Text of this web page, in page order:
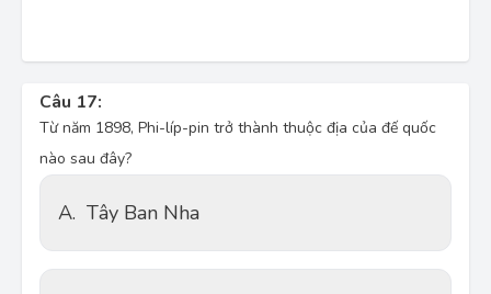
Câu 17:
Từ năm 1898, Phi-líp-pin trở thành thuộc địa của đế quốc
nào sau đây?
A. Tây Ban Nha